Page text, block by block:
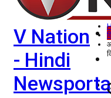
V Nation
- Hindi